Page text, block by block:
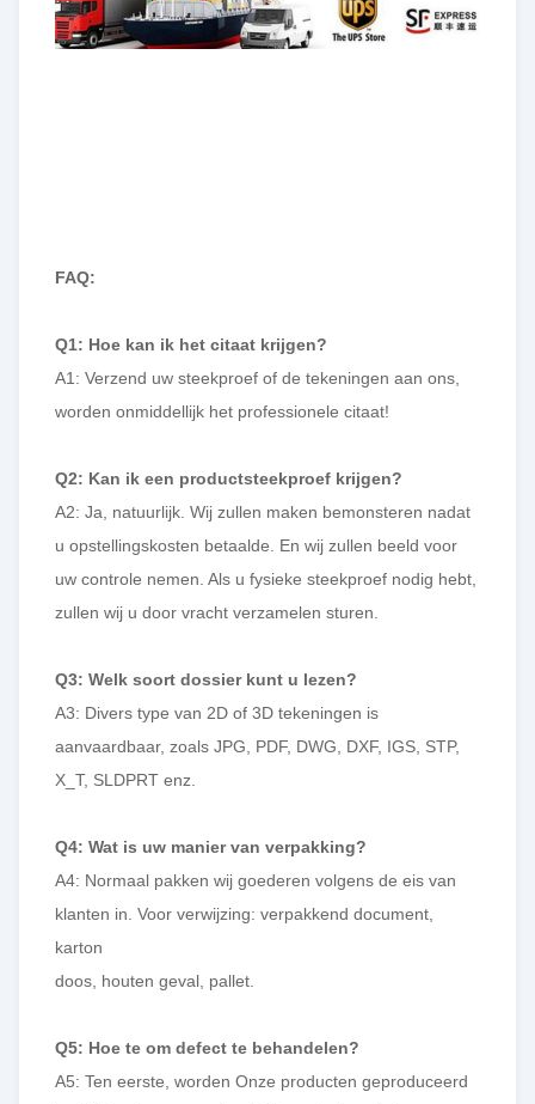
FAQ:
Q1: Hoe kan ik het citaat krijgen?
A1: Verzend uw steekproef of de tekeningen aan ons,
worden onmiddellijk het professionele citaat!
Q2: Kan ik een productsteekproef krijgen?
A2: Ja, natuurlijk. Wij zullen maken bemonsteren nadat
u opstellingskosten betaalde. En wij zullen beeld voor
uw controle nemen. Als u fysieke steekproef nodig hebt,
zullen wij u door vracht verzamelen sturen.
Q3: Welk soort dossier kunt u lezen?
A3: Divers type van 2D of 3D tekeningen is
aanvaardbaar, zoals JPG, PDF, DWG, DXF, IGS, STP,
X_T, SLDPRT enz.
Q4: Wat is uw manier van verpakking?
A4: Normaal pakken wij goederen volgens de eis van
klanten in. Voor verwijzing: verpakkend document,
karton
doos, houten geval, pallet.
Q5: Hoe te om defect te behandelen?
A5: Ten eerste, worden Onze producten geproduceerd